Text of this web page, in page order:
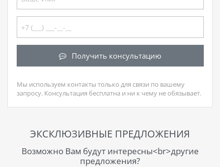
Получить консультацию
Мы используем контакты только для связи по вашему
запросу. Консультация бесплатна и ни к чему не обязывает.
ЭКСКЛЮЗИВНЫЕ ПРЕДЛОЖЕНИЯ
Возможно Вам будут интересны<br>другие
предложения?